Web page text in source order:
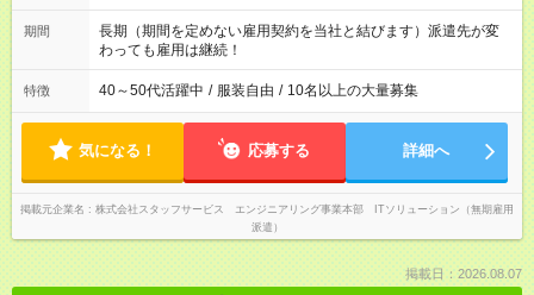
す。 ◎今よりもさらに働きやすい環境をつくるべく、 働き方
改革に全社をあげて取り組んでいます。
期間
長期（期間を定めない雇用契約を当社と結びます）派遣先が変
わっても雇用は継続！
特徴 40～50代活躍中 / 服装自由 / 10名以上の大量募集
気になる！ 応募する 詳細へ
掲載元企業名
株式会社スタッフサービス エンジニアリング事業本部 ITソリューション（無期雇用
派遣）
掲載日：2026.08.07